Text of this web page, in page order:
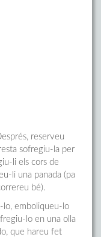
reserveu
sofregiu-la per
li els cors de
li una panada (pa
bé).
lo, emboliqueu-lo
lo en una olla
que hareu fet